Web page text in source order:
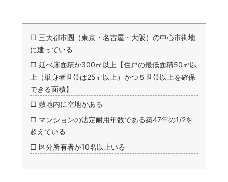
□ 三大都市圏（東京・名古屋・大阪）の中心市街地
に建っている
□ 延べ床面積が300㎡以上【住戸の最低面積50㎡以
上（単身者世帯は25㎡以上）かつ５世帯以上を確保
できる面積】
□ 敷地内に空地がある
□ マンションの法定耐用年数である築47年の1/2を
超えている
□ 区分所有者が10名以上いる